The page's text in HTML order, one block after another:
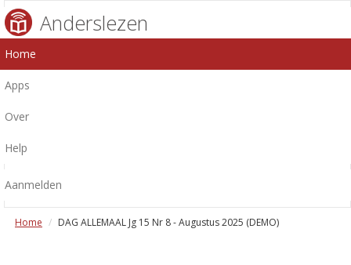
Anderslezen
Home
Apps
Over
Help
Aanmelden
Home DAG ALLEMAAL Jg 15 Nr 8 - Augustus 2025 (DEMO)